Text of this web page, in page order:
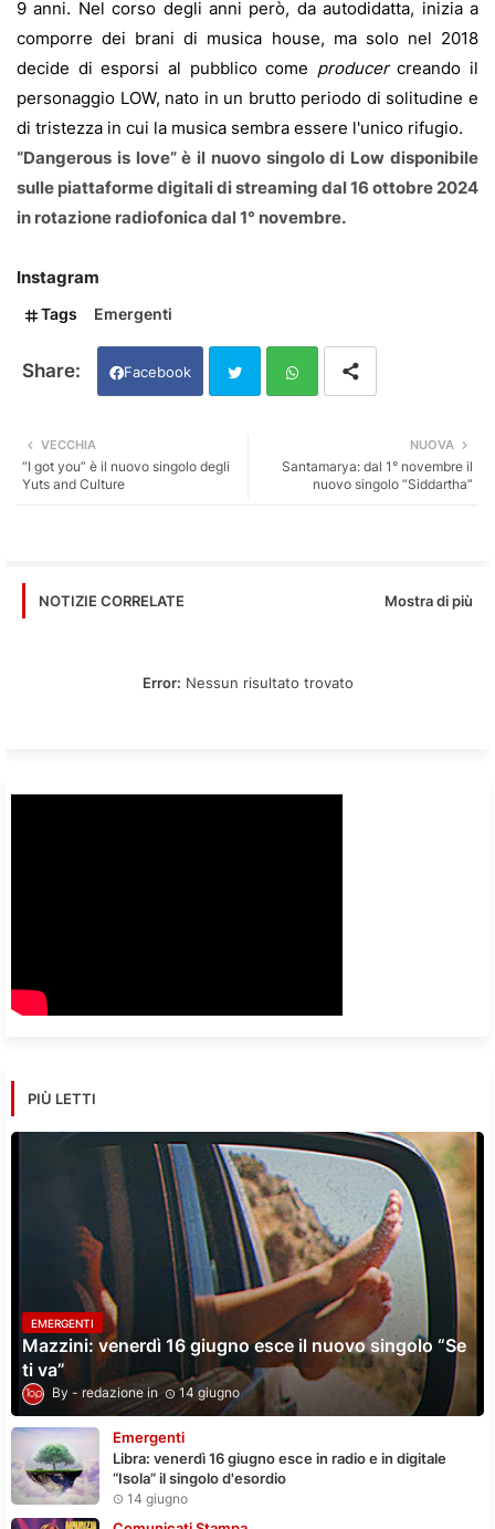
9 anni. Nel corso degli anni però, da autodidatta, inizia a
comporre dei brani di musica house, ma solo nel 2018
decide di esporsi al pubblico come producercreando il
personaggio LOW, nato in un brutto periodo di solitudine e
di tristezza in cui la musica sembra essere l'unico rifugio.
“Dangerous is love” è il nuovo singolo di Low disponibile
sulle piattaforme digitali di streaming dal 16 ottobre 2024
in rotazione radiofonica dal 1° novembre.
Instagram
Tags Emergenti
Facebook
tter ats
NUOVA
Santamarya: dal 1° novembre il
nuovo singolo “Siddartha”
VECCHIA
“I got you” è il nuovo singolo degli
Yuts and Culture
NOTIZIE CORRELATE Mostra di più
Error: Nessun risultato trovato
PIÙ LETTI
EMERGENTI
Mazzini: venerdì 16 giugno esce il nuovo singolo “Se
ti va”
redazione 14 giugno
Emergenti
Libra: venerdì 16 giugno esce in radio e in digitale
“Isola” il singolo d'esordio
14 giugno